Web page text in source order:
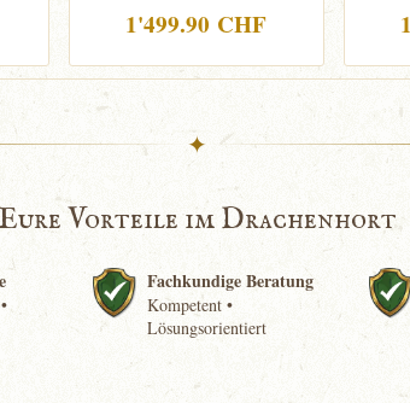
1'499.90 CHF
✦
Vorteile im Drachenhort
Fachkundige Beratung
Kompetent •
Lösungsorientiert